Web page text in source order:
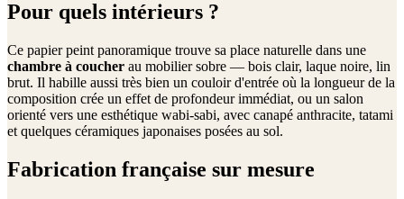
Pour quels intérieurs ?
Ce papier peint panoramique trouve sa place naturelle dans une
chambre à coucher au mobilier sobre — bois clair, laque noire, lin
brut. Il habille aussi très bien un couloir d'entrée où la longueur de la
composition crée un effet de profondeur immédiat, ou un salon
orienté vers une esthétique wabi-sabi, avec canapé anthracite, tatami
et quelques céramiques japonaises posées au sol.
Fabrication française sur mesure